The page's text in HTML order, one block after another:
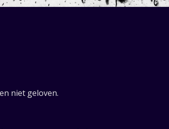
niet geloven.